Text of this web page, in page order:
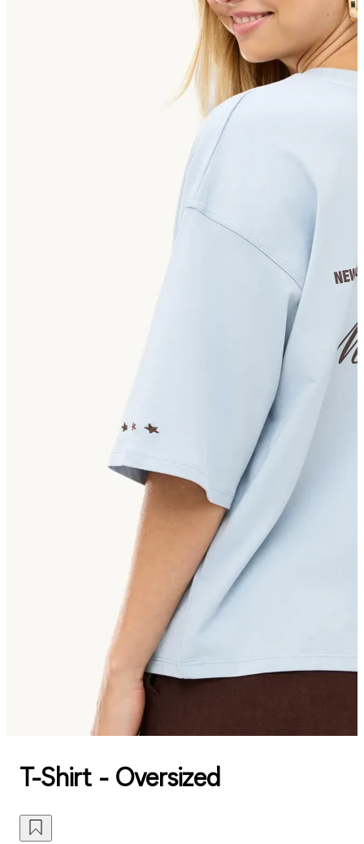
T-Shirt - Oversized